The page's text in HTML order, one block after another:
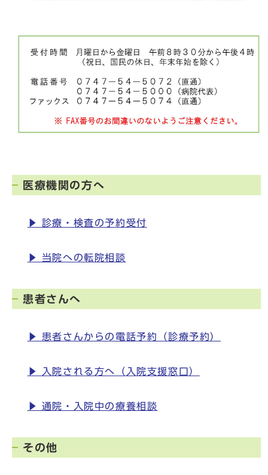
医療機関の方へ
▶ 診療・検査の予約受付
▶ 当院への転院相談
患者さんへ
▶ 患者さんからの電話予約（診療予約）
▶ 入院される方へ（入院支援窓口）
▶ 通院・入院中の療養相談
その他